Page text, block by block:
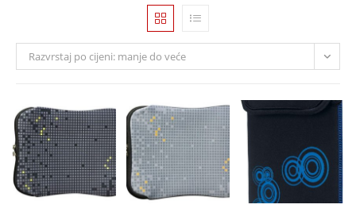
Razvrstaj po cijeni: manje do veće